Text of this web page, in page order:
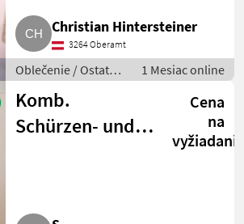
Christian Hintersteiner
3264 Oberamt
Oblečenie / Ostatné
oblečenie
1 Mesiac online
Komb.
Schürzen- und
Cena
na